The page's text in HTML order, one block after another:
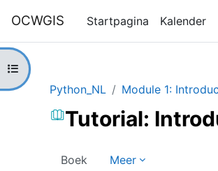
OCWGIS Startpagina Kalender
Open cursusindex
Python_NL Module 1:
Tutorial:
Boek Meer